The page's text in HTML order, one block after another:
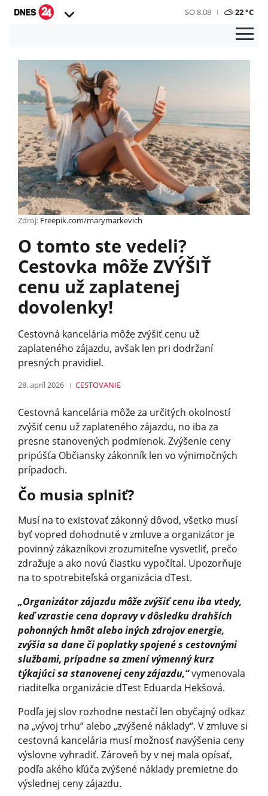
SO 8.08 22 °C
Zdroj: Freepik.com/marymarkevich
O tomto ste vedeli?
Cestovka môže ZVÝŠIŤ
cenu už zaplatenej
dovolenky!
Cestovná kancelária môže zvýšiť cenu už
zaplateného zájazdu, avšak len pri dodržaní
presných pravidiel.
28. apríl 2026 CESTOVANIE
Cestovná kancelária môže za určitých okolností
zvýšiť cenu už zaplateného zájazdu, no iba za
presne stanovených podmienok. Zvýšenie ceny
pripúšťa Občiansky zákonník len vo výnimočných
prípadoch.
Čo musia splniť?
Musí na to existovať zákonný dôvod, všetko musí
byť vopred dohodnuté v zmluve a organizátor je
povinný zákazníkovi zrozumiteľne vysvetliť, prečo
zdražuje a ako novú čiastku vypočítal. Upozorňuje
na to spotrebiteľská organizácia dTest.
„Organizátor zájazdu môže zvýšiť cenu iba vtedy,
keď vzrastie cena dopravy v dôsledku drahších
pohonných hmôt alebo iných zdrojov energie,
zvýšia sa dane či poplatky spojené s cestovnými
službami, prípadne sa zmení výmenný kurz
týkajúci sa stanovenej ceny zájazdu,“vymenovala
riaditeľka organizácie dTest Eduarda Hekšová.
Podľa jej slov rozhodne nestačí len obyčajný odkaz
na „vývoj trhu“ alebo „zvýšené náklady“. V zmluve si
cestovná kancelária musí možnosť navýšenia ceny
výslovne vyhradiť. Zároveň by v nej mala opísať,
podľa akého kľúča zvýšené náklady premietne do
výslednej ceny zájazdu.